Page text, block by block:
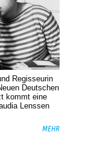
Regisseurin
Deutschen
kommt eine
Lenssen
MEHR